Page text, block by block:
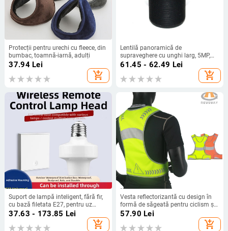
Protecții pentru urechi cu fleece, din
bumbac, toamnă-iarnă, adulți
37.94Lei
add_shopping_cart
Lentilă panoramică de
supraveghere cu unghi larg, 5MP,
1.8mm, montură M12, 180°
61.45 - 62.49 Lei
add_shopping_cart
Suport de lampă inteligent, fără fir,
cu bază filetata E27, pentru uz
casnic, control dual la distanță
37.63 - 173.85 Lei
add_shopping_cart
Vesta reflectorizantă cu design în
formă de săgeată pentru ciclism și
alergare nocturnă
57.90 Lei
add_shopping_cart